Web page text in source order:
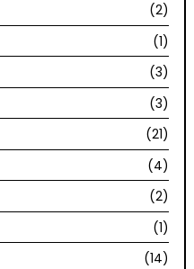
(2)
(1)
(3)
(3)
(21)
(4)
(2)
(1)
(14)